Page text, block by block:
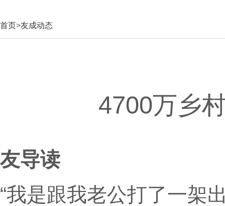
首页>友成动态
4700万乡
友导读
“我是跟我老公打了一架